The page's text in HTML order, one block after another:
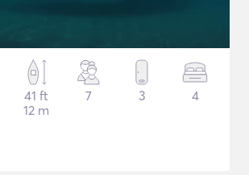
41 ft
12 m
7 3 4